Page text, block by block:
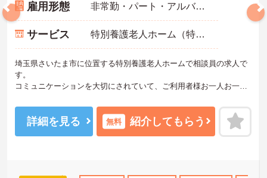
雇用形態 非常勤・パート・アルバイト
サービス 特別養護老人ホーム（特養）
埼玉県さいたま市に位置する特別養護老人ホームで相談員の求人で
す。
コミュニケーションを大切にされていて、ご利用者様お一人お一人
土日固定休みで、その他勤務曜日や時間は相談可能です。
ご興味のある方には、面接対策ポイントなど、さらに詳細をお話し
いたしますのでお気軽にご相談ください。
詳細を見る 無料 紹介してもらう